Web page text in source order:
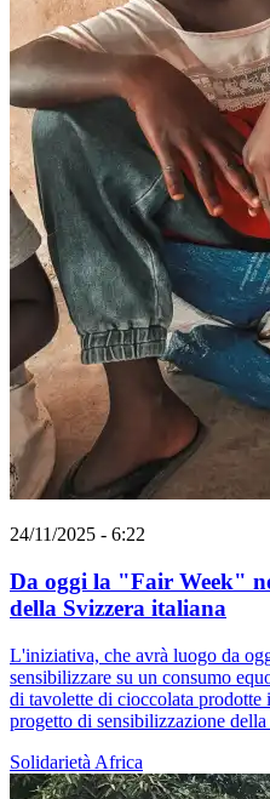
24/11/2025 - 6:22
Da oggi la "Fair Week"
della Svizzera italiana
L'iniziativa, che avrà luogo da
sensibilizzare su un consumo
di tavolette di cioccolata
progetto di sensibilizzazione
Solidarietà Africa